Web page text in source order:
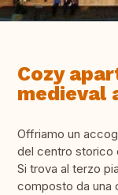
Cozy
medieval
Offriamo un
del centro storico
Si trova al terzo
composto da una